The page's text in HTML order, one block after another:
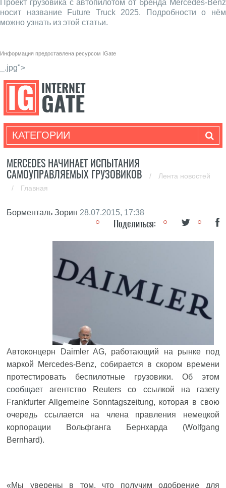
Проект грузовика с автопилотом от бренда Mercedes-Benz
носит название Future Truck 2025. Подробности о нём
можно узнать из этой статьи.
Информация предоставлена ресурсом IGate
_.jpg">
КАТЕГОРИИ
MERCEDES НАЧИНАЕТ ИСПЫТАНИЯ
САМОУПРАВЛЯЕМЫХ ГРУЗОВИКОВ
/
Лента новостей
/
Главная
Борменталь Зорин 28.07.2015, 17:38
Поделиться:
Автоконцерн Daimler AG, работающий на рынке под
маркой Mercedes-Benz, собирается в скором времени
протестировать беспилотные грузовики. Об этом
сообщает агентство Reuters со ссылкой на газету
Frankfurter Allgemeine Sonntagszeitung, которая в свою
очередь ссылается на члена правления немецкой
корпорации Вольфганга Бернхарда (Wolfgang
Bernhard).
«Мы уверены в том, что получим одобрение для